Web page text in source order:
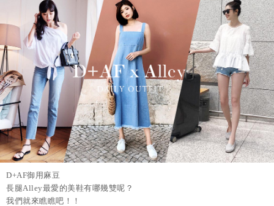
D+AF御用麻豆
長腿Alley最愛的美鞋有哪幾雙呢？
我們就來瞧瞧吧！！